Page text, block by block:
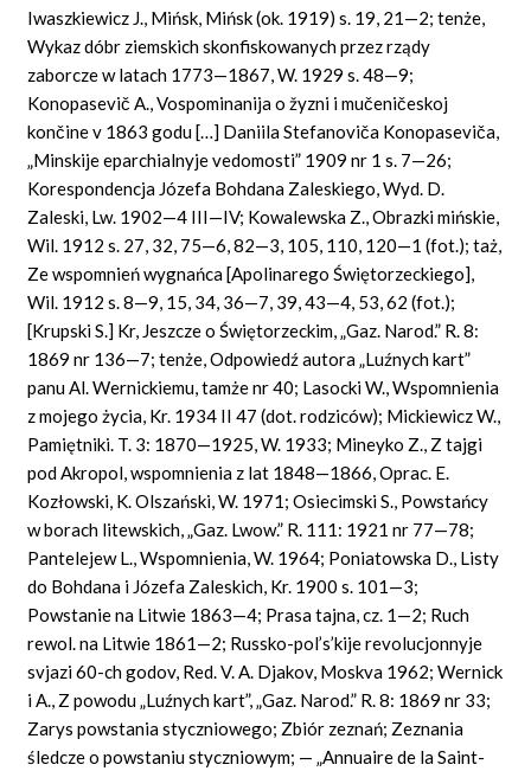
Iwaszkiewicz J., Mińsk, Mińsk (ok. 1919) s. 19, 21—2; tenże,
Wykaz dóbr ziemskich skonfiskowanych przez rządy
zaborcze w latach 1773—1867, W. 1929 s. 48—9;
Konopasevič A., Vospominanija o žyzni i mučeničeskoj
končine v 1863 godu […] Daniila Stefanoviča Konopaseviča,
„Minskije eparchialnyje vedomosti” 1909 nr 1 s. 7—26;
Korespondencja Józefa Bohdana Zaleskiego, Wyd. D.
Zaleski, Lw. 1902—4 III—IV; Kowalewska Z., Obrazki mińskie,
Wil. 1912 s. 27, 32, 75—6, 82—3, 105, 110, 120—1 (fot.); taż,
Ze wspomnień wygnańca [Apolinarego Świętorzeckiego],
Wil. 1912 s. 8—9, 15, 34, 36—7, 39, 43—4, 53, 62 (fot.);
[Krupski S.] Kr, Jeszcze o Świętorzeckim, „Gaz. Narod.” R. 8:
1869 nr 136—7; tenże, Odpowiedź autora „Luźnych kart”
panu Al. Wernickiemu, tamże nr 40; Lasocki W., Wspomnienia
z mojego życia, Kr. 1934 II 47 (dot. rodziców); Mickiewicz W.,
Pamiętniki. T. 3: 1870—1925, W. 1933; Mineyko Z., Z tajgi
pod Akropol, wspomnienia z lat 1848—1866, Oprac. E.
Kozłowski, K. Olszański, W. 1971; Osiecimski S., Powstańcy
w borach litewskich, „Gaz. Lwow.” R. 111: 1921 nr 77—78;
Pantelejew L., Wspomnienia, W. 1964; Poniatowska D., Listy
do Bohdana i Józefa Zaleskich, Kr. 1900 s. 101—3;
Powstanie na Litwie 1863—4; Prasa tajna, cz. 1—2; Ruch
rewol. na Litwie 1861—2; Russko-pol’s’kije revolucjonnyje
svjazi 60-ch godov, Red. V. A. Djakov, Moskva 1962; Wernick
i A., Z powodu „Luźnych kart”, „Gaz. Narod.” R. 8: 1869 nr 33;
Zarys powstania styczniowego; Zbiór zeznań; Zeznania
śledcze o powstaniu styczniowym; — „Annuaire de la Saint-